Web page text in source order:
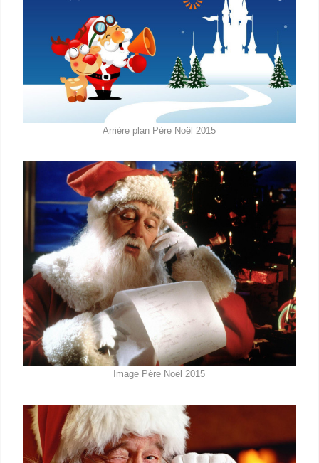
Arrière plan Père Noël 2015
Image Père Noël 2015